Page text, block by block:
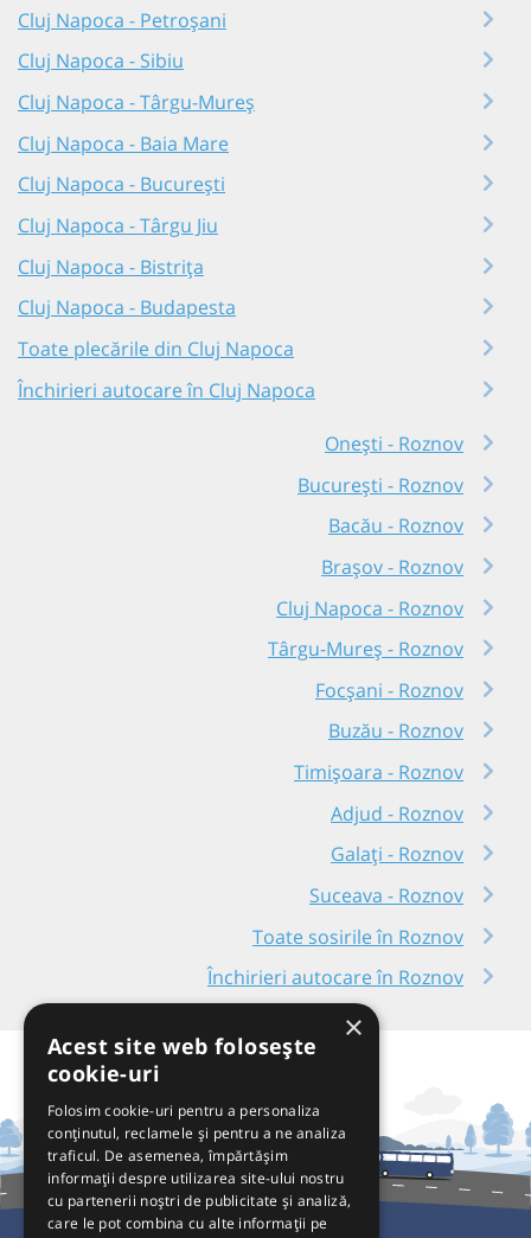
Cluj Napoca - Petroșani
Cluj Napoca - Sibiu
Cluj Napoca - Târgu-Mureș
Cluj Napoca - Baia Mare
Cluj Napoca - București
Cluj Napoca - Târgu Jiu
Cluj Napoca - Bistrița
Cluj Napoca - Budapesta
Toate plecările din Cluj Napoca
Închirieri autocare în Cluj Napoca
Onești - Roznov
București - Roznov
Bacău - Roznov
Brașov - Roznov
Cluj Napoca - Roznov
Târgu-Mureș - Roznov
Focșani - Roznov
Buzău - Roznov
Timișoara - Roznov
Adjud - Roznov
Galați - Roznov
Suceava - Roznov
Toate sosirile în Roznov
Închirieri autocare în Roznov
×
Acest site web folosește
cookie-uri
Folosim cookie-uri pentru a personaliza
conținutul, reclamele și pentru a ne analiza
traficul. De asemenea, împărtășim
informații despre utilizarea site-ului nostru
cu partenerii noștri de publicitate și analiză,
care le pot combina cu alte informații pe